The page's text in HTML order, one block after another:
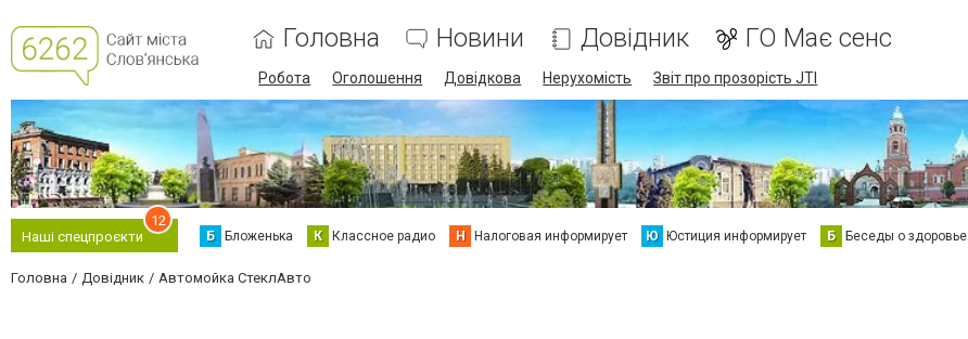
Головна Новини Довідник ГО Має сенс
Робота Оголошення Довідкова Нерухомість Звіт про прозорість JTI
Наші спецпроєкти
12
Б Бложенька К Классное радио Н Налоговая информирует Ю Юстиция информирует Б Беседы о здоровье
Головна Довідник Автомойка СтеклАвто